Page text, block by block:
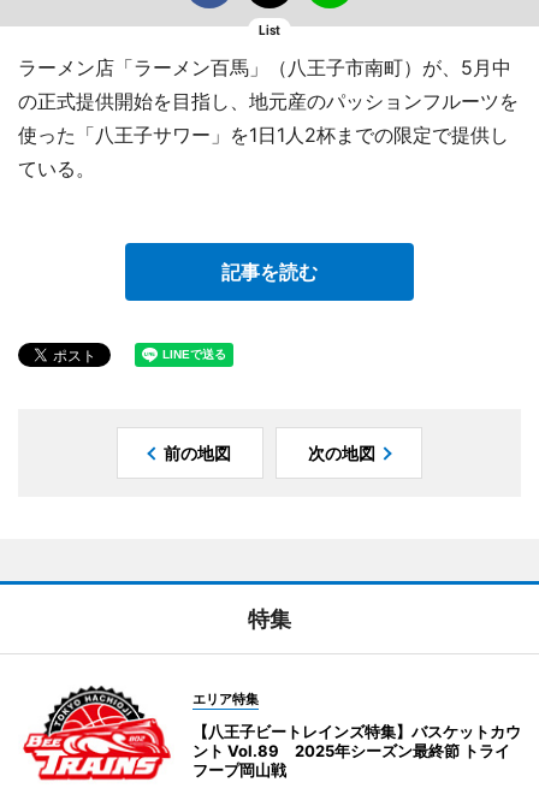
List
ラーメン店「ラーメン百馬」（八王子市南町）が、5月中
の正式提供開始を目指し、地元産のパッションフルーツを
使った「八王子サワー」を1日1人2杯までの限定で提供し
ている。
記事を読む
前の地図 次の地図
特集
エリア特集
【八王子ビートレインズ特集】バスケットカウ
ント Vol.89 2025年シーズン最終節 トライ
フープ岡山戦